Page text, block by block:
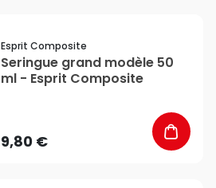
Esprit Composite
Seringue grand modèle 50
ml - Esprit Composite
9,80 €